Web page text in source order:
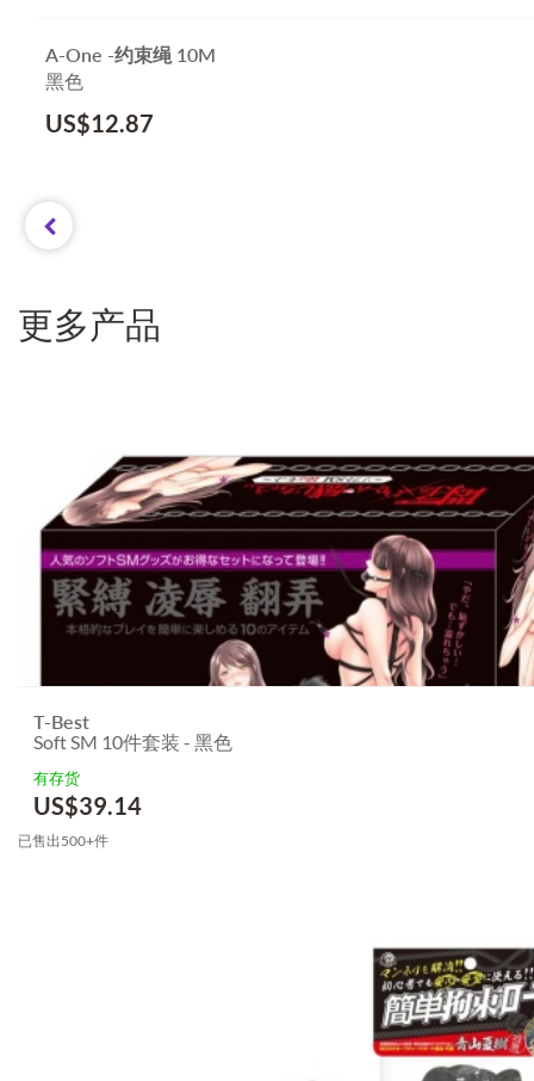
A-One -约束绳 10M
黑色
US$12.87
更多产品
T-Best
Soft SM 10件套装 - 黑色
有存货
US$39.14
已售出500+件